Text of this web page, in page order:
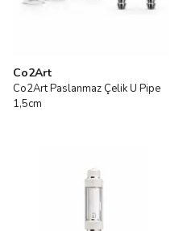
Co2Art
Co2Art Paslanmaz Çelik U Pipe
1,5cm